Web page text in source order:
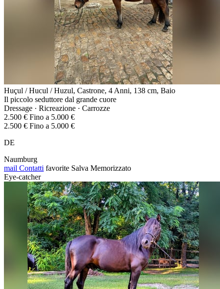
Huçul / Hucul / Huzul, Castrone, 4 Anni, 138 cm, Baio
Il piccolo seduttore dal grande cuore
Dressage · Ricreazione · Carrozze
2.500 € Fino a 5.000 €
2.500 € Fino a 5.000 €
DE
Naumburg
mail Contatti favorite Salva Memorizzato
Eye-catcher